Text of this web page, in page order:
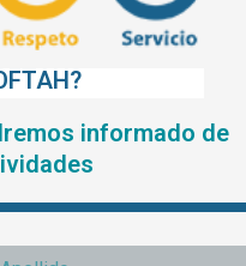
informado de